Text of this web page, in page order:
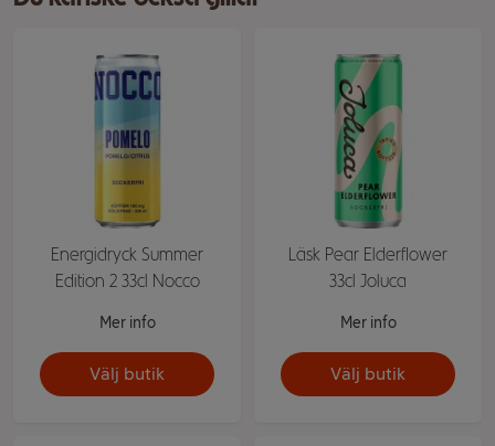
Energidryck Summer
Edition 2 33cl Nocco
Mer info
Välj butik
Läsk Pear Elderflower
33cl Joluca
Mer info
Välj butik